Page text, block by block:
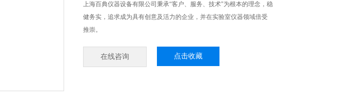
上海百典仪器设备有限公司秉承“客户、服务、技术"为根本的理念，稳
健务实，追求成为具有创意及活力的企业，并在实验室仪器领域倍受
推崇。
在线咨询 点击收藏